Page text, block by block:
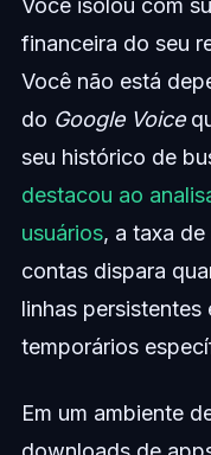
Você isolou com
financeira do seu
Você não está
do Google Voice
seu histórico de
destacou ao
usuários, a taxa
contas dispara
linhas
temporários
Em um ambiente